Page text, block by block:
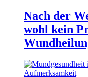
Nach der
wohl kein